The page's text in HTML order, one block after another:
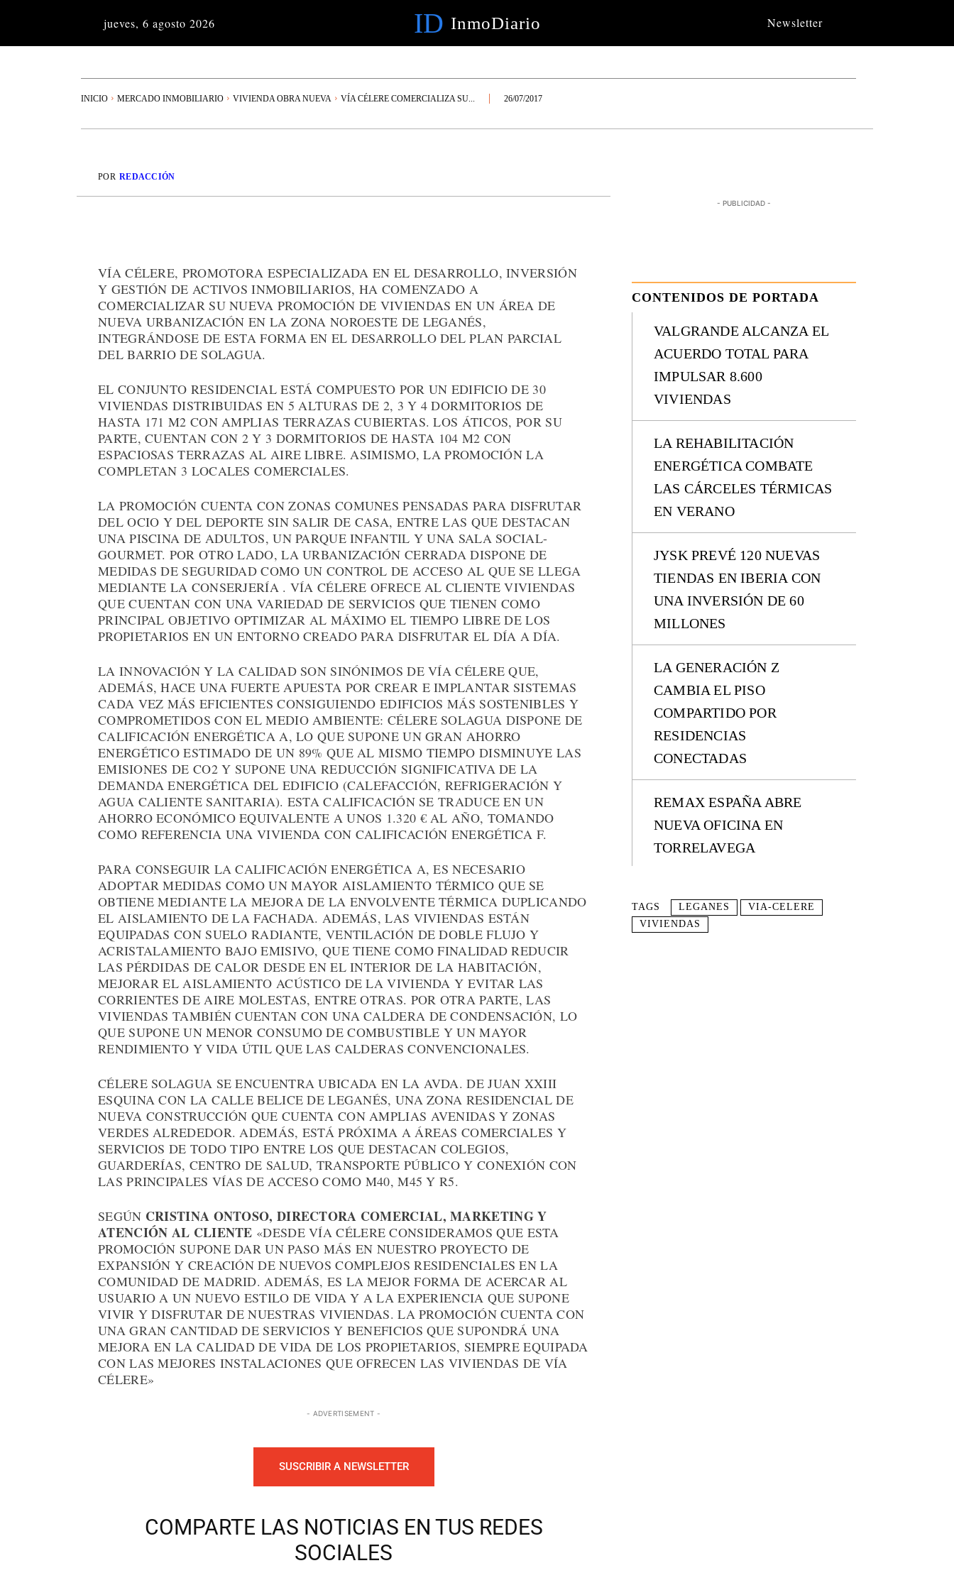
jueves, 6 agosto 2026 ID InmoDiario Newsletter
INICIO MERCADO INMOBILIARIO VIVIENDA OBRA NUEVA VÍA CÉLERE COMERCIALIZA SU... 26/07/2017
POR REDACCIÓN
VÍA CÉLERE, PROMOTORA ESPECIALIZADA EN EL DESARROLLO, INVERSIÓN
Y GESTIÓN DE ACTIVOS INMOBILIARIOS, HA COMENZADO A
COMERCIALIZAR SU NUEVA PROMOCIÓN DE VIVIENDAS EN UN ÁREA DE
NUEVA URBANIZACIÓN EN LA ZONA NOROESTE DE LEGANÉS,
INTEGRÁNDOSE DE ESTA FORMA EN EL DESARROLLO DEL PLAN PARCIAL
DEL BARRIO DE SOLAGUA.
EL CONJUNTO RESIDENCIAL ESTÁ COMPUESTO POR UN EDIFICIO DE 30
VIVIENDAS DISTRIBUIDAS EN 5 ALTURAS DE 2, 3 Y 4 DORMITORIOS DE
HASTA 171 M2 CON AMPLIAS TERRAZAS CUBIERTAS. LOS ÁTICOS, POR SU
PARTE, CUENTAN CON 2 Y 3 DORMITORIOS DE HASTA 104 M2 CON
ESPACIOSAS TERRAZAS AL AIRE LIBRE. ASIMISMO, LA PROMOCIÓN LA
COMPLETAN 3 LOCALES COMERCIALES.
LA PROMOCIÓN CUENTA CON ZONAS COMUNES PENSADAS PARA DISFRUTAR
DEL OCIO Y DEL DEPORTE SIN SALIR DE CASA, ENTRE LAS QUE DESTACAN
UNA PISCINA DE ADULTOS, UN PARQUE INFANTIL Y UNA SALA SOCIAL-
GOURMET. POR OTRO LADO, LA URBANIZACIÓN CERRADA DISPONE DE
MEDIDAS DE SEGURIDAD COMO UN CONTROL DE ACCESO AL QUE SE LLEGA
MEDIANTE LA CONSERJERÍA . VÍA CÉLERE OFRECE AL CLIENTE VIVIENDAS
QUE CUENTAN CON UNA VARIEDAD DE SERVICIOS QUE TIENEN COMO
PRINCIPAL OBJETIVO OPTIMIZAR AL MÁXIMO EL TIEMPO LIBRE DE LOS
PROPIETARIOS EN UN ENTORNO CREADO PARA DISFRUTAR EL DÍA A DÍA.
LA INNOVACIÓN Y LA CALIDAD SON SINÓNIMOS DE VÍA CÉLERE QUE,
ADEMÁS, HACE UNA FUERTE APUESTA POR CREAR E IMPLANTAR SISTEMAS
CADA VEZ MÁS EFICIENTES CONSIGUIENDO EDIFICIOS MÁS SOSTENIBLES Y
COMPROMETIDOS CON EL MEDIO AMBIENTE: CÉLERE SOLAGUA DISPONE DE
CALIFICACIÓN ENERGÉTICA A, LO QUE SUPONE UN GRAN AHORRO
ENERGÉTICO ESTIMADO DE UN 89% QUE AL MISMO TIEMPO DISMINUYE LAS
EMISIONES DE CO2 Y SUPONE UNA REDUCCIÓN SIGNIFICATIVA DE LA
DEMANDA ENERGÉTICA DEL EDIFICIO (CALEFACCIÓN, REFRIGERACIÓN Y
AGUA CALIENTE SANITARIA). ESTA CALIFICACIÓN SE TRADUCE EN UN
AHORRO ECONÓMICO EQUIVALENTE A UNOS 1.320 € AL AÑO, TOMANDO
COMO REFERENCIA UNA VIVIENDA CON CALIFICACIÓN ENERGÉTICA F.
PARA CONSEGUIR LA CALIFICACIÓN ENERGÉTICA A, ES NECESARIO
ADOPTAR MEDIDAS COMO UN MAYOR AISLAMIENTO TÉRMICO QUE SE
OBTIENE MEDIANTE LA MEJORA DE LA ENVOLVENTE TÉRMICA DUPLICANDO
EL AISLAMIENTO DE LA FACHADA. ADEMÁS, LAS VIVIENDAS ESTÁN
EQUIPADAS CON SUELO RADIANTE, VENTILACIÓN DE DOBLE FLUJO Y
ACRISTALAMIENTO BAJO EMISIVO, QUE TIENE COMO FINALIDAD REDUCIR
LAS PÉRDIDAS DE CALOR DESDE EN EL INTERIOR DE LA HABITACIÓN,
MEJORAR EL AISLAMIENTO ACÚSTICO DE LA VIVIENDA Y EVITAR LAS
CORRIENTES DE AIRE MOLESTAS, ENTRE OTRAS. POR OTRA PARTE, LAS
VIVIENDAS TAMBIÉN CUENTAN CON UNA CALDERA DE CONDENSACIÓN, LO
QUE SUPONE UN MENOR CONSUMO DE COMBUSTIBLE Y UN MAYOR
RENDIMIENTO Y VIDA ÚTIL QUE LAS CALDERAS CONVENCIONALES.
CÉLERE SOLAGUA SE ENCUENTRA UBICADA EN LA AVDA. DE JUAN XXIII
ESQUINA CON LA CALLE BELICE DE LEGANÉS, UNA ZONA RESIDENCIAL DE
NUEVA CONSTRUCCIÓN QUE CUENTA CON AMPLIAS AVENIDAS Y ZONAS
VERDES ALREDEDOR. ADEMÁS, ESTÁ PRÓXIMA A ÁREAS COMERCIALES Y
SERVICIOS DE TODO TIPO ENTRE LOS QUE DESTACAN COLEGIOS,
GUARDERÍAS, CENTRO DE SALUD, TRANSPORTE PÚBLICO Y CONEXIÓN CON
LAS PRINCIPALES VÍAS DE ACCESO COMO M40, M45 Y R5.
SEGÚN CRISTINA ONTOSO, DIRECTORA COMERCIAL, MARKETING Y
ATENCIÓN AL CLIENTE «DESDE VÍA CÉLERE CONSIDERAMOS QUE ESTA
PROMOCIÓN SUPONE DAR UN PASO MÁS EN NUESTRO PROYECTO DE
EXPANSIÓN Y CREACIÓN DE NUEVOS COMPLEJOS RESIDENCIALES EN LA
COMUNIDAD DE MADRID. ADEMÁS, ES LA MEJOR FORMA DE ACERCAR AL
USUARIO A UN NUEVO ESTILO DE VIDA Y A LA EXPERIENCIA QUE SUPONE
VIVIR Y DISFRUTAR DE NUESTRAS VIVIENDAS. LA PROMOCIÓN CUENTA CON
UNA GRAN CANTIDAD DE SERVICIOS Y BENEFICIOS QUE SUPONDRÁ UNA
MEJORA EN LA CALIDAD DE VIDA DE LOS PROPIETARIOS, SIEMPRE EQUIPADA
CON LAS MEJORES INSTALACIONES QUE OFRECEN LAS VIVIENDAS DE VÍA
CÉLERE»
- ADVERTISEMENT -
SUSCRIBIR A NEWSLETTER
COMPARTE LAS NOTICIAS EN TUS REDES
SOCIALES
- PUBLICIDAD -
CONTENIDOS DE PORTADA
VALGRANDE ALCANZA EL
ACUERDO TOTAL PARA
IMPULSAR 8.600
VIVIENDAS
LA REHABILITACIÓN
ENERGÉTICA COMBATE
LAS CÁRCELES TÉRMICAS
EN VERANO
JYSK PREVÉ 120 NUEVAS
TIENDAS EN IBERIA CON
UNA INVERSIÓN DE 60
MILLONES
LA GENERACIÓN Z
CAMBIA EL PISO
COMPARTIDO POR
RESIDENCIAS
CONECTADAS
REMAX ESPAÑA ABRE
NUEVA OFICINA EN
TORRELAVEGA
TAGS LEGANES
VIA-CELERE
VIVIENDAS